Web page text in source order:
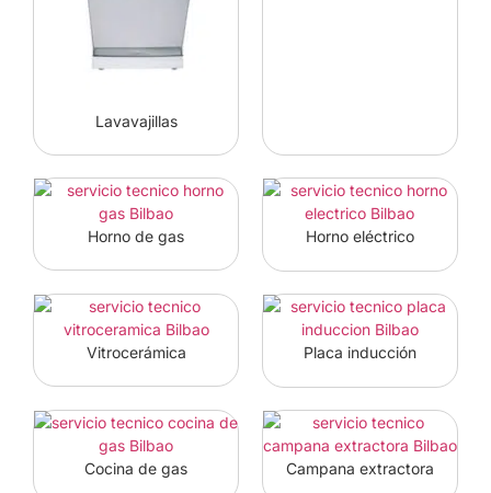
Lavavajillas
Horno de gas Horno eléctrico
Vitrocerámica Placa inducción
Cocina de gas Campana extractora